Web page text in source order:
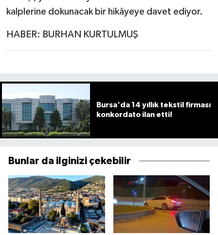
kalplerine dokunacak bir hikâyeye davet ediyor.
HABER: BURHAN KURTULMUŞ
Bursa'da 14 yıllık tekstil firması
konkordato ilan etti!
Bunlar da ilginizi çekebilir